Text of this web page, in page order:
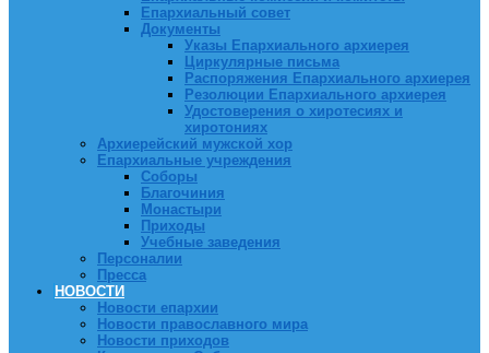
Епархиальный совет
Документы
Указы Епархиального архиерея
Циркулярные письма
Распоряжения Епархиального архиерея
Резолюции Епархиального архиерея
Удостоверения о хиротесиях и
хиротониях
Архиерейский мужской хор
Епархиальные учреждения
Соборы
Благочиния
Монастыри
Приходы
Учебные заведения
Персоналии
Пресса
НОВОСТИ
Новости епархии
Новости православного мира
Новости приходов